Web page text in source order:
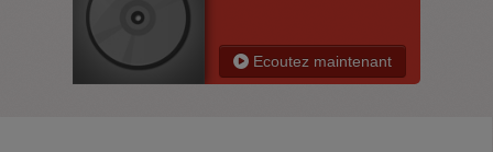
Ecoutez maintenant